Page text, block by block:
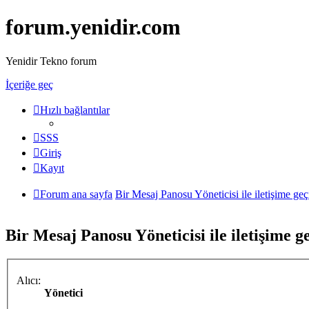
forum.yenidir.com
Yenidir Tekno forum
İçeriğe geç
Hızlı bağlantılar
SSS
Giriş
Kayıt
Forum ana sayfa Bir Mesaj Panosu Yöneticisi ile iletişime
Bir Mesaj Panosu Yöneticisi ile iletişime
Alıcı:
Yönetici